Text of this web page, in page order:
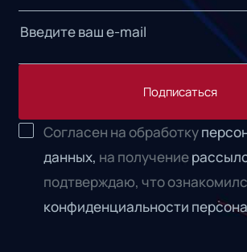
Подписаться
Согласен на обработку
данных, на получение
подтверждаю, что
конфиденциальности